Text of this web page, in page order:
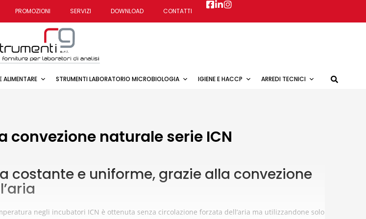
PROMOZIONI SERVIZI DOWNLOAD CONTATTI
ALIMENTARE STRUMENTI LABORATORIO MICROBIOLOGIA IGIENE E HACCP ARREDI TECNICI
convezione naturale serie ICN
costante e uniforme, grazie alla convezione
negli incubatori ICN è ottenuta senza circolazione forzata dell’aria ma utilizzandone solo